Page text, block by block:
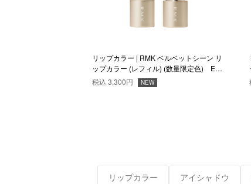
リップカラー | RMK ベルベットシーン リ
ップカラー (レフィル) (数量限定色) EX-
06
税込 3,300円 NEW
リップカラー アイシャドウ